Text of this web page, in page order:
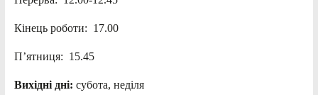
Кінець роботи: 17.00
П’ятниця: 15.45
Вихідні дні: субота, неділя